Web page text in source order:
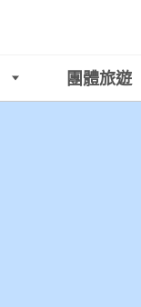
團體旅遊